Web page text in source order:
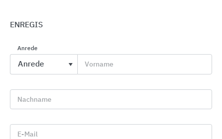
ENREGIS
Anrede
Vorname
Nachname
E-Mail